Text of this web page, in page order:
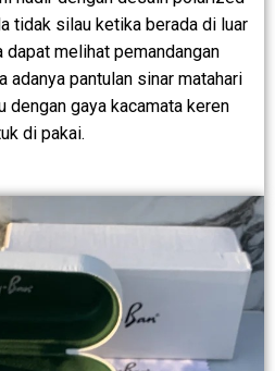
tidak silau ketika berada di luar
dapat melihat pemandangan
adanya pantulan sinar matahari
dengan gaya kacamata keren
di pakai.